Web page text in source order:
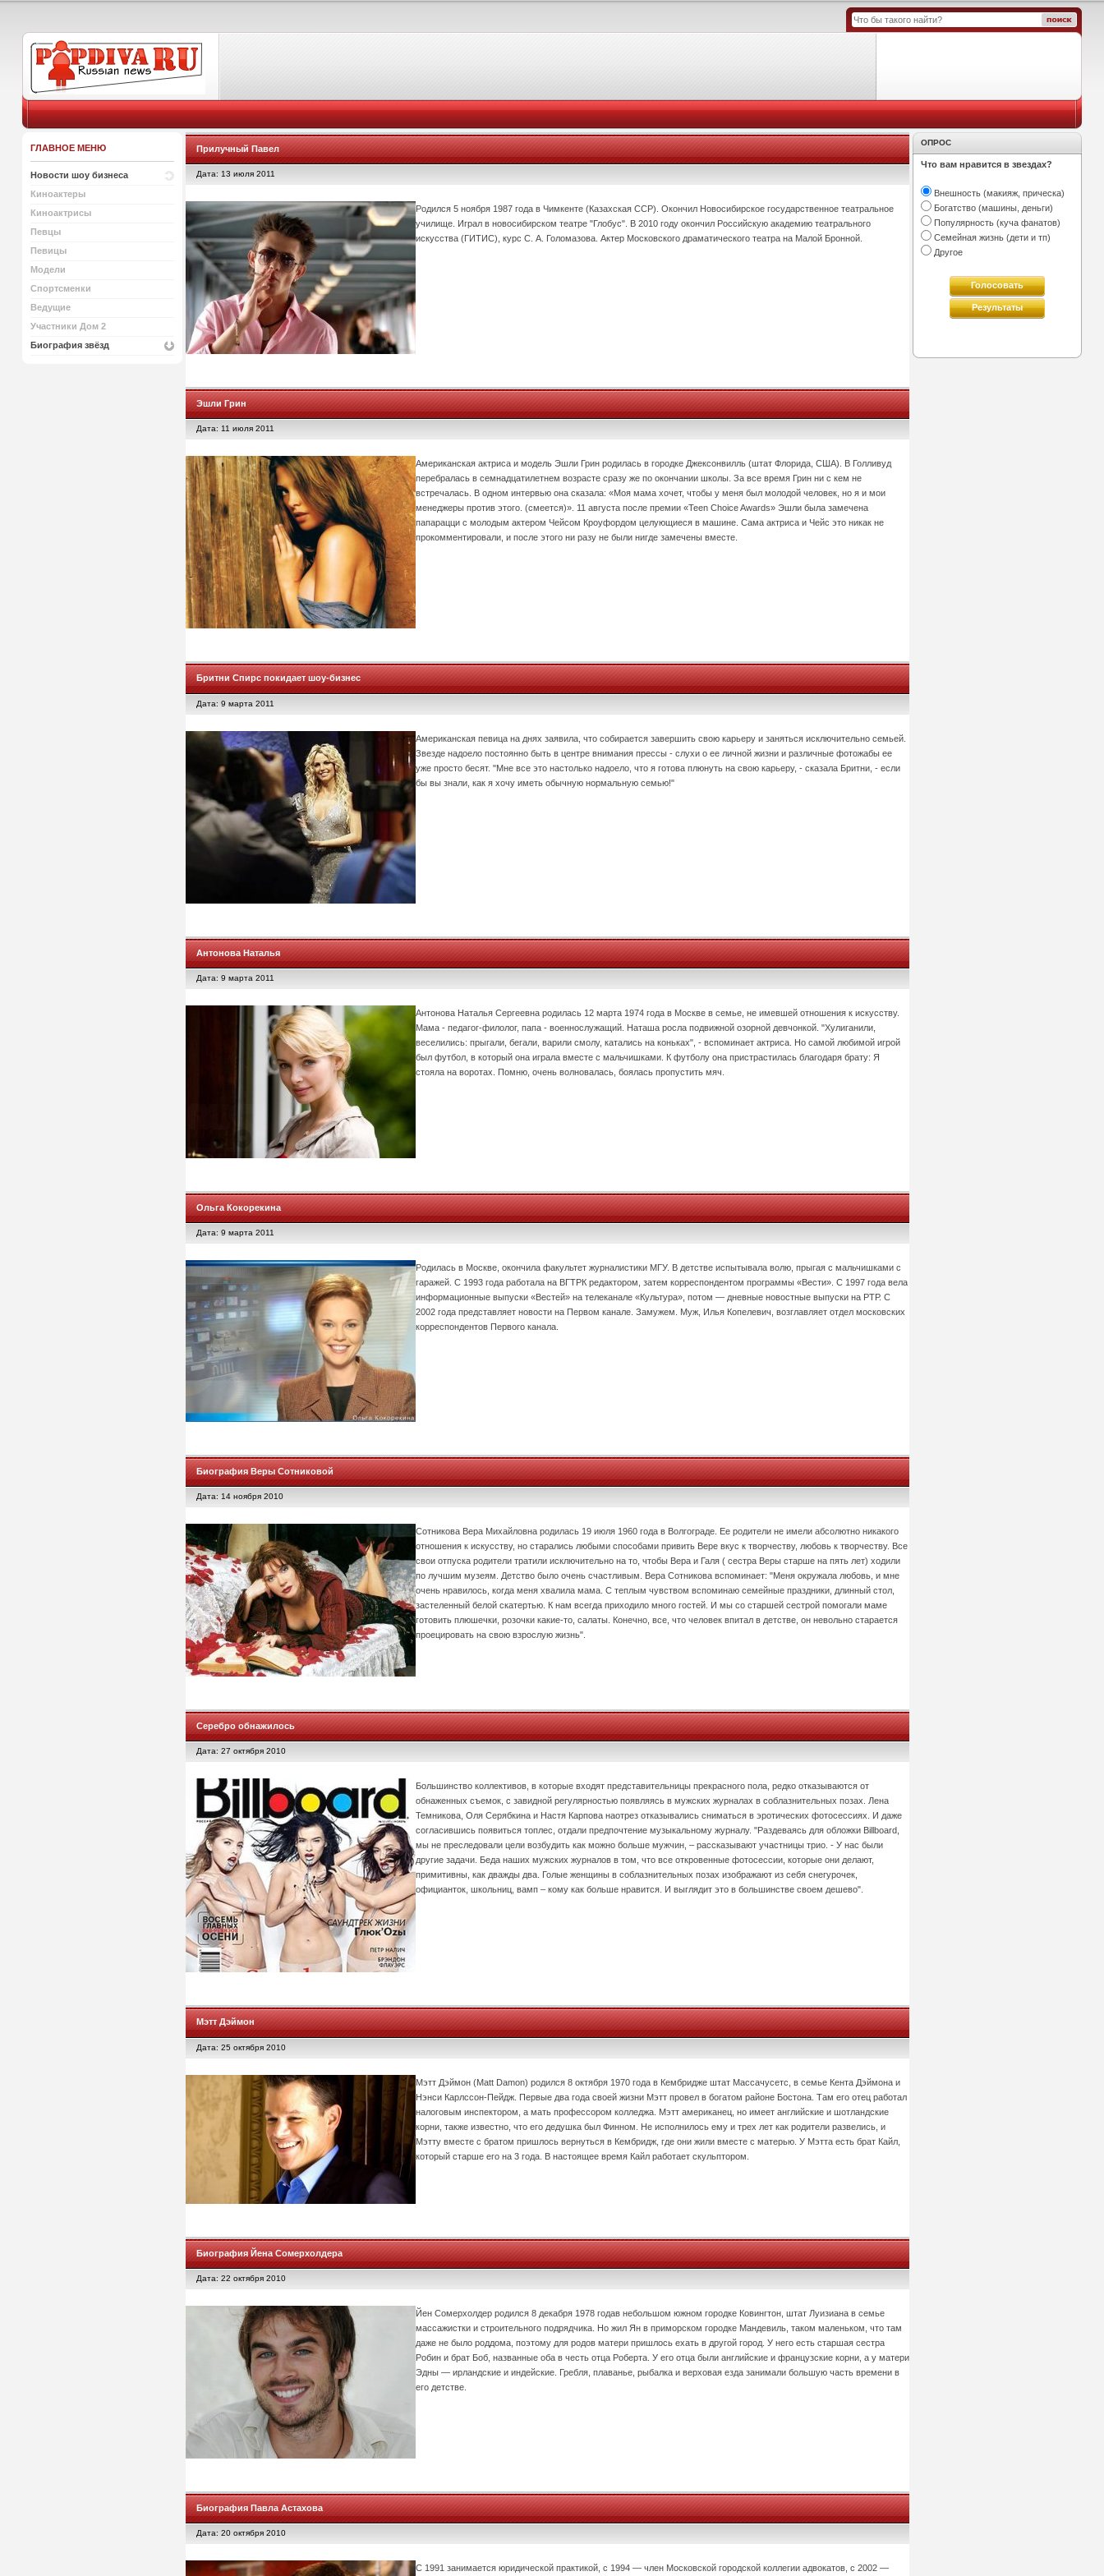
ГЛАВНОЕ МЕНЮ
Новости шоу бизнеса
Киноактеры
Киноактрисы
Певцы
Певицы
Модели
Спортсменки
Ведущие
Участники Дом 2
Биография звёзд
Прилучный Павел
Дата: 13 июля 2011
Родился 5 ноября 1987 года в Чимкенте (Казахская ССР). Окончил Новосибирское государственное театральное
училище. Играл в новосибирском театре "Глобус". В 2010 году окончил Российскую академию театрального
искусства (ГИТИС), курс С. А. Голомазова. Актер Московского драматического театра на Малой Бронной.
Эшли Грин
Дата: 11 июля 2011
Американская актриса и модель Эшли Грин родилась в городке Джексонвилль (штат Флорида, США). В Голливуд
перебралась в семнадцатилетнем возрасте сразу же по окончании школы. За все время Грин ни с кем не
встречалась. В одном интервью она сказала: «Моя мама хочет, чтобы у меня был молодой человек, но я и мои
менеджеры против этого. (смеется)». 11 августа после премии «Teen Choice Awards» Эшли была замечена
папарацци с молодым актером Чейсом Кроуфордом целующиеся в машине. Сама актриса и Чейс это никак не
прокомментировали, и после этого ни разу не были нигде замечены вместе.
Бритни Спирс покидает шоу-бизнес
Дата: 9 марта 2011
Американская певица на днях заявила, что собирается завершить свою карьеру и заняться исключительно семьей.
Звезде надоело постоянно быть в центре внимания прессы - слухи о ее личной жизни и различные фотожабы ее
уже просто бесят. "Мне все это настолько надоело, что я готова плюнуть на свою карьеру, - сказала Бритни, - если
бы вы знали, как я хочу иметь обычную нормальную семью!"
Антонова Наталья
Дата: 9 марта 2011
Антонова Наталья Сергеевна родилась 12 марта 1974 года в Москве в семье, не имевшей отношения к искусству.
Мама - педагог-филолог, папа - военнослужащий. Наташа росла подвижной озорной девчонкой. "Хулиганили,
веселились: прыгали, бегали, варили смолу, катались на коньках", - вспоминает актриса. Но самой любимой игрой
был футбол, в который она играла вместе с мальчишками. К футболу она пристрастилась благодаря брату: Я
стояла на воротах. Помню, очень волновалась, боялась пропустить мяч.
Ольга Кокорекина
Дата: 9 марта 2011
Родилась в Москве, окончила факультет журналистики МГУ. В детстве испытывала волю, прыгая с мальчишками с
гаражей. С 1993 года работала на ВГТРК редактором, затем корреспондентом программы «Вести». С 1997 года вела
информационные выпуски «Вестей» на телеканале «Культура», потом — дневные новостные выпуски на РТР. С
2002 года представляет новости на Первом канале. Замужем. Муж, Илья Копелевич, возглавляет отдел московских
корреспондентов Первого канала.
Биография Веры Сотниковой
Дата: 14 ноября 2010
Сотникова Вера Михайловна родилась 19 июля 1960 года в Волгограде. Ее родители не имели абсолютно никакого
отношения к искусству, но старались любыми способами привить Вере вкус к творчеству, любовь к творчеству. Все
свои отпуска родители тратили исключительно на то, чтобы Вера и Галя ( сестра Веры старше на пять лет) ходили
по лучшим музеям. Детство было очень счастливым. Вера Сотникова вспоминает: "Меня окружала любовь, и мне
очень нравилось, когда меня хвалила мама. С теплым чувством вспоминаю семейные праздники, длинный стол,
застеленный белой скатертью. К нам всегда приходило много гостей. И мы со старшей сестрой помогали маме
готовить плюшечки, розочки какие-то, салаты. Конечно, все, что человек впитал в детстве, он невольно старается
проецировать на свою взрослую жизнь".
Серебро обнажилось
Дата: 27 октября 2010
Большинство коллективов, в которые входят представительницы прекрасного пола, редко отказываются от
обнаженных съемок, с завидной регулярностью появляясь в мужских журналах в соблазнительных позах. Лена
Темникова, Оля Серябкина и Настя Карпова наотрез отказывались сниматься в эротических фотосессиях. И даже
согласившись появиться топлес, отдали предпочтение музыкальному журналу. "Раздеваясь для обложки Billboard,
мы не преследовали цели возбудить как можно больше мужчин, – рассказывают участницы трио. - У нас были
другие задачи. Беда наших мужских журналов в том, что все откровенные фотосессии, которые они делают,
примитивны, как дважды два. Голые женщины в соблазнительных позах изображают из себя снегурочек,
официанток, школьниц, вамп – кому как больше нравится. И выглядит это в большинстве своем дешево".
Мэтт Дэймон
Дата: 25 октября 2010
Мэтт Дэймон (Matt Damon) родился 8 октября 1970 года в Кембридже штат Массачусетс, в семье Кента Дэймона и
Нэнси Карлссон-Пейдж. Первые два года своей жизни Мэтт провел в богатом районе Бостона. Там его отец работал
налоговым инспектором, а мать профессором колледжа. Мэтт американец, но имеет английские и шотландские
корни, также известно, что его дедушка был Финном. Не исполнилось ему и трех лет как родители развелись, и
Мэтту вместе с братом пришлось вернуться в Кембридж, где они жили вместе с матерью. У Мэтта есть брат Кайл,
который старше его на 3 года. В настоящее время Кайл работает скульптором.
Биография Йена Сомерхолдера
Дата: 22 октября 2010
Йен Сомерхолдер родился 8 декабря 1978 годав небольшом южном городке Ковингтон, штат Луизиана в семье
массажистки и строительного подрядчика. Но жил Ян в приморском городке Мандевиль, таком маленьком, что там
даже не было роддома, поэтому для родов матери пришлось ехать в другой город. У него есть старшая сестра
Робин и брат Боб, названные оба в честь отца Роберта. У его отца были английские и французские корни, а у матери
Эдны — ирландские и индейские. Гребля, плаванье, рыбалка и верховая езда занимали большую часть времени в
его детстве.
Биография Павла Астахова
Дата: 20 октября 2010
С 1991 занимается юридической практикой, с 1994 — член Московской городской коллегии адвокатов, с 2002 —
ОПРОС
Что вам нравится в звездах?
Внешность (макияж, прическа)
Богатство (машины, деньги)
Популярность (куча фанатов)
Семейная жизнь (дети и тп)
Другое
Голосовать
Результаты